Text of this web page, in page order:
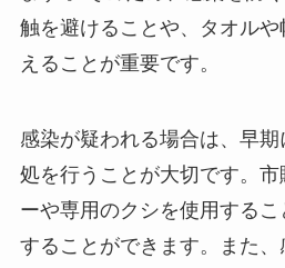
触を避けることや、タオル
えることが重要です。​
感染が疑われる場合は、早
処を行うことが大切です。​
ーや専用のクシを使用する
することができます。​また、